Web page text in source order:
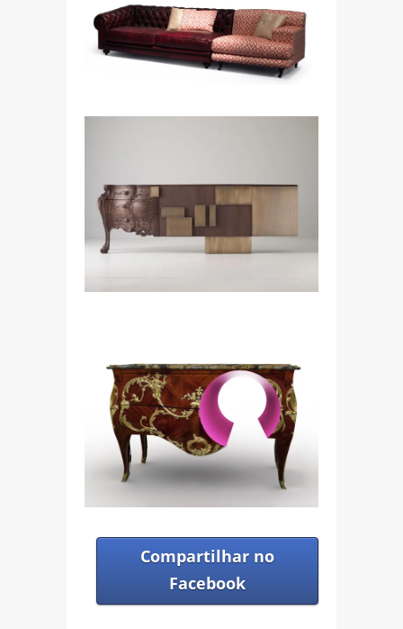
Compartilhar no
Facebook